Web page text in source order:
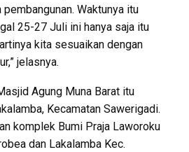
Waktunya itu
25-27 Juli ini hanya saja itu
kita sesuaikan dengan
jelasnya.
Agung Muna Barat itu
Kecamatan Sawerigadi.
komplek Bumi Praja Laworoku
dan Lakalamba Kec.